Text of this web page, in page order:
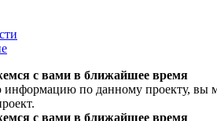
с вами в ближайшее время
по данному проекту, вы
с вами в ближайшее время